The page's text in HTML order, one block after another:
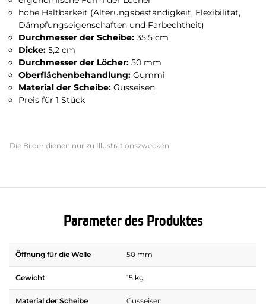
hohe Haltbarkeit (Alterungsbeständigkeit, Flexibilität,
Dämpfungseigenschaften und Farbechtheit)
Durchmesser der Scheibe: 35,5 cm
Dicke: 5,2 cm
Durchmesser der Löcher: 50 mm
Oberflächenbehandlung: Gummi
Material der Scheibe: Gusseisen
Preis für 1 Stück
Die Bilder dienen nur zu Illustrationszwecken.
Parameter des Produktes
Öffnung für die Welle 50 mm
Gewicht 15 kg
Material der Scheibe Gusseisen